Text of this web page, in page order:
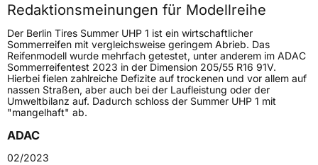
Höchstgeschwindigkeit
300 km/h
Lastindex93
Höchstlast650 kg
Generelle Merkmale
Fahrzeugtyp
Verwendung
Redaktionsmeinungen für Modellreihe
Der Berlin Tires Summer UHP 1 ist ein wirtschaftlicher
Sommerreifen mit vergleichsweise geringem Abrieb. Das
Reifenmodell wurde mehrfach getestet, unter anderem im ADAC
Sommerreifentest 2023 in der Dimension 205/55 R16 91V.
Hierbei fielen zahlreiche Defizite auf trockenen und vor allem auf
nassen Straßen, aber auch bei der Laufleistung oder der
Umweltbilanz auf. Dadurch schloss der Summer UHP 1 mit
"mangelhaft" ab.
ADAC
02/2023